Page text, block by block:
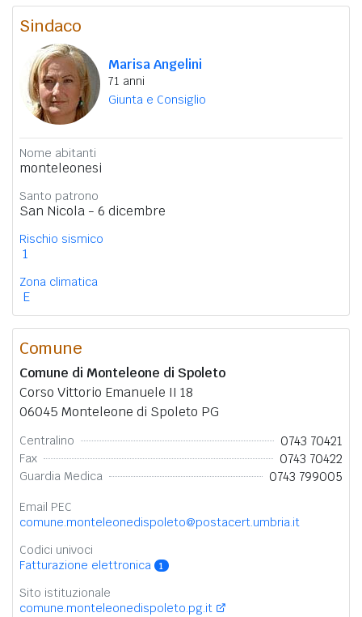
Sindaco
Marisa Angelini
71 anni
Giunta e Consiglio
Nome abitanti
monteleonesi
Santo patrono
San Nicola - 6 dicembre
Rischio sismico
1
Zona climatica
E
Comune
Comune di Monteleone di Spoleto
Corso Vittorio Emanuele II 18
06045 Monteleone di Spoleto PG
Centralino 0743 70421
Fax 0743 70422
Guardia Medica 0743 799005
Email PEC
comune.monteleonedispoleto@postacert.umbria.it
Codici univoci
Fatturazione elettronica
1
Sito istituzionale
comune.monteleonedispoleto.pg.it